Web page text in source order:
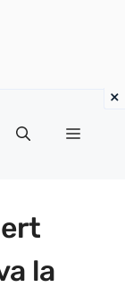
Menu
la